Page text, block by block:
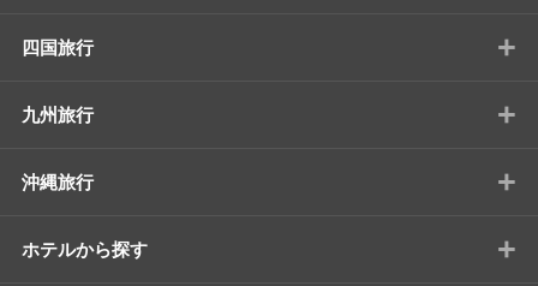
四国旅行 +
九州旅行 +
沖縄旅行 +
ホテルから探す +